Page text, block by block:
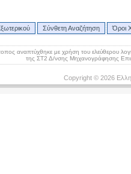
Σύνθετη Αναζήτηση Όροι
αναπτύχθηκε με χρήση του ελεύθερου
της ΣΤ2 Δ/νσης Μηχανογράφησης
Copyright © 2026